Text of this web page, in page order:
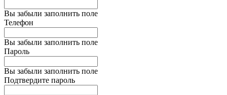
Вы забыли заполнить поле
Телефон
Вы забыли заполнить поле
Пароль
Вы забыли заполнить поле
Подтвердите пароль